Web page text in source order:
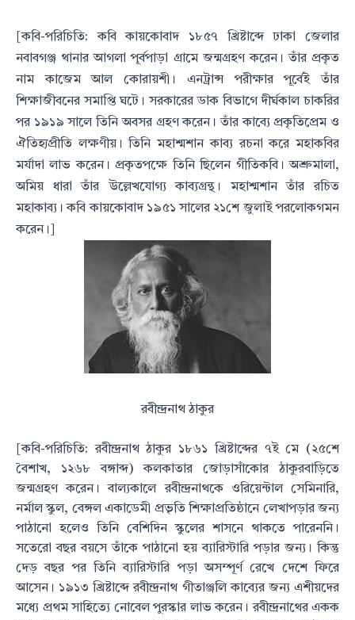
[কবি-পরিচিতি: কবি কায়কোবাদ ১৮৫৭ খ্রিষ্টাব্দে ঢাকা জেলার
নবাবগঞ্জ থানার আগলা পূর্বপাড়া গ্রামে জন্মগ্রহণ করেন। তাঁর প্রকৃত
নাম কাজেম আল কোরায়শী। এনট্রান্স পরীক্ষার পূর্বেই তাঁর
শিক্ষাজীবনের সমাপ্তি ঘটে। সরকারের ডাক বিভাগেদীর্ঘকাল চাকরির
পর ১৯১৯ সালে তিনি অবসর গ্রহণ করেন। তাঁর কাব্যে প্রকৃতিপ্রেম ও
ঐতিহ্যপ্রীতি লক্ষণীয়। তিনি মহাশ্মশানকাব্য রচনা করে মহাকবির
মর্যাদা লাভ করেন। প্রকৃতপক্ষে তিনি ছিলেন গীতিকবি। অশ্রুমালা,
অমিয় ধারা তাঁর উল্লেখযোগ্যকাব্যগ্রন্থ। মহাশ্মশান তাঁর রচিত
মহাকাব্য। কবি কায়কোবাদ ১৯৫১ সালের ২১শে জুলাই পরলোকগমন
করেন।]
রবীন্দ্রনাথ ঠাকুর
[কবি-পরিচিতি: রবীন্দ্রনাথ ঠাকুর ১৮৬১ খ্রিষ্টাব্দের ৭ই মে (২৫শে
বৈশাখ, ১২৬৮ বঙ্গাব্দ) কলকাতার জোড়াসাঁকোর ঠাকুরবাড়িতে
জন্মগ্রহণ করেন। বাল্যকালে রবীন্দ্রনাথকে ওরিয়েন্টাল সেমিনারি,
নর্মাল স্কুল, বেঙ্গল একাডেমী প্রভৃতি শিক্ষাপ্রতিষ্ঠানে লেখাপড়ার জন্য
পাঠানো হলেও তিনি বেশিদিন স্কুলের শাসনে থাকতে পারেননি।
সতেরো বছর বয়সে তাঁকে পাঠানো হয় ব্যারিস্টারি পড়ার জন্য। কিন্তু
দেড় বছর পর তিনি ব্যারিস্টারি পড়া অসম্পূর্ণ রেখে দেশে ফিরে
আসেন। ১৯১৩ খ্রিষ্টাব্দে রবীন্দ্রনাথ গীতাঞ্জলি কাব্যের জন্য এশীয়দের
মধ্যে প্রথম সাহিত্যে নোবেল পুরস্কার লাভ করেন। রবীন্দ্রনাথের একক